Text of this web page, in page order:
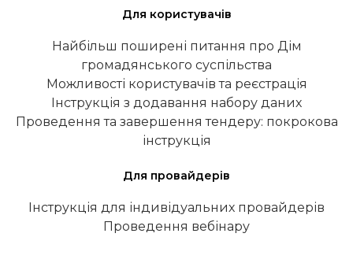
Для користувачів
Найбільш поширені питання про Дім
громадянського суспільства
Можливості користувачів та реєстрація
Інструкція з додавання набору даних
Проведення та завершення тендеру: покрокова
інструкція
Для провайдерів
Інструкція для індивідуальних провайдерів
Проведення вебінару